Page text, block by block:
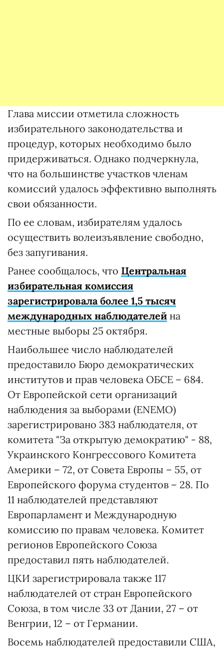
Глава миссии отметила сложность
избирательного законодательства и
процедур, которых необходимо было
придерживаться. Однако подчеркнула,
что на большинстве участков членам
комиссий удалось эффективно выполнять
свои обязанности.
По ее словам, избирателям удалось
осуществить волеизъявление свободно,
без запугивания.
Ранее сообщалось, что Центральная
избирательная комиссия
зарегистрировала более 1,5 тысяч
международных наблюдателей на
местные выборы 25 октября.
Наибольшее число наблюдателей
предоставило Бюро демократических
институтов и прав человека ОБСЕ – 684.
От Европейской сети организаций
наблюдения за выборами (ENEMO)
зарегистрировано 383 наблюдателя, от
комитета "За открытую демократию" - 88,
Украинского Конгрессового Комитета
Америки – 72, от Совета Европы – 55, от
Европейского форума студентов – 28. По
11 наблюдателей представляют
Европарламент и Международную
комиссию по правам человека. Комитет
регионов Европейского Союза
предоставил пять наблюдателей.
ЦКИ зарегистрировала также 117
наблюдателей от стран Европейского
Союза, в том числе 33 от Дании, 27 – от
Венгрии, 12 – от Германии.
Восемь наблюдателей предоставили США,